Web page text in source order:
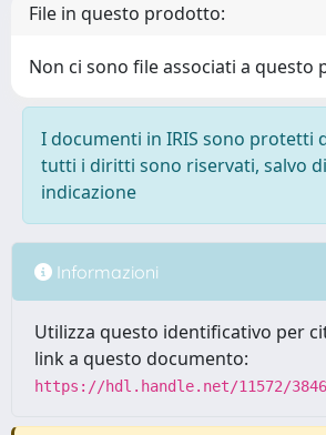
File in questo prodotto:
Non ci sono file associati a questo
I documenti in IRIS sono protetti
tutti i diritti sono riservati, salvo
indicazione
Informazioni
Utilizza questo identificativo per
link a questo documento:
https://hdl.handle.net/11572/